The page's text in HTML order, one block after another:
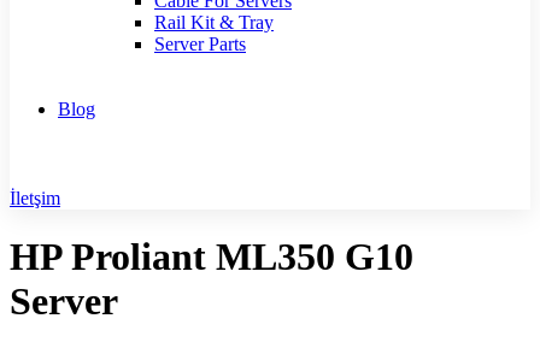
Rail Kit & Tray
Server Parts
Blog
İletşim
HP Proliant ML350 G10
Server